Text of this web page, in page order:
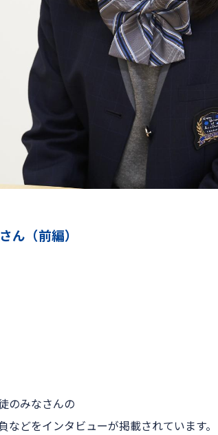
ん（前編）
のみなさんの
どをインタビューが掲載されています。